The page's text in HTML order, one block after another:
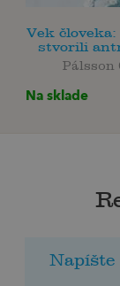
Vek
stvorili
Pálsson
Na sklade
Napíšte